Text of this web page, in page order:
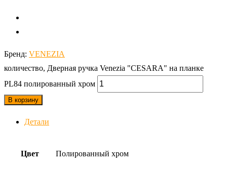
Бренд: VENEZIA
количество, Дверная ручка Venezia "CESARA" на планке
PL84 полированный хром
В корзину
Детали
Цвет Полированный хром